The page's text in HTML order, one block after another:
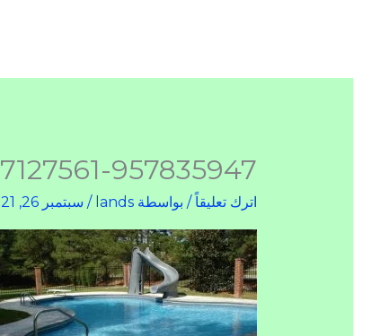
7127561-957835947
اترك تعليقاً / بواسطة lands
/ سبتمبر 26, 2021